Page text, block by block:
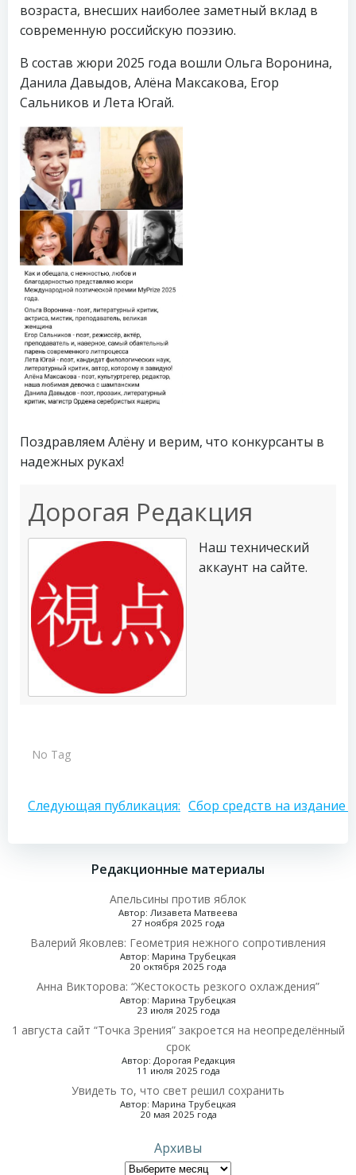
возраста, внесших наиболее заметный вклад в
современную российскую поэзию.
В состав жюри 2025 года вошли Ольга Воронина,
Данила Давыдов, Алёна Максакова, Егор
Сальников и Лета Югай.
Поздравляем Алёну и верим, что конкурсанты в
надежных руках!
Дорогая Редакция
Наш технический
аккаунт на сайте.
No Tag
Навигация
по
записям
Следующая публикация: Сбор средств на издание
Редакционные материалы
Апельсины против яблок
Автор: Лизавета Матвеева
27 ноября 2025 года
Валерий Яковлев: Геометрия нежного сопротивления
Автор: Марина Трубецкая
20 октября 2025 года
Анна Викторова: “Жестокость резкого охлаждения”
Автор: Марина Трубецкая
23 июля 2025 года
1 августа сайт “Точка Зрения” закроется на неопределённый
срок
Автор: Дорогая Редакция
11 июля 2025 года
Увидеть то, что свет решил сохранить
Автор: Марина Трубецкая
20 мая 2025 года
Архивы